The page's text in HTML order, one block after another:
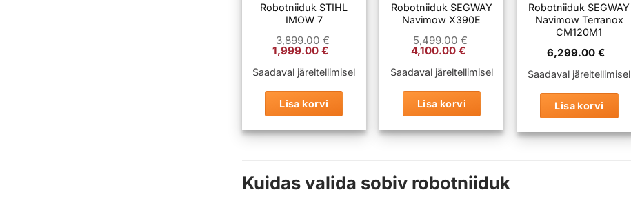
Robotniiduk STIHL
IMOW 7
3,899.00€
Algne
hind
oli:
3,899.00 €.
1,999.00€
on:
Saadaval järeltellimisel
Lisa korvi
Robotniiduk SEGWAY
Navimow X390E
5,499.00€
Algne
hind
oli:
5,499.00 €.
4,100.00 €
on:
4,100.00 €.
Saadaval järeltellimisel
Lisa korvi
Robotniiduk SEGWAY
Navimow Terranox
CM120M1
6,299.00 €
Saadaval järeltellimisel
Lisa korvi
Kuidas valida sobiv robotniiduk